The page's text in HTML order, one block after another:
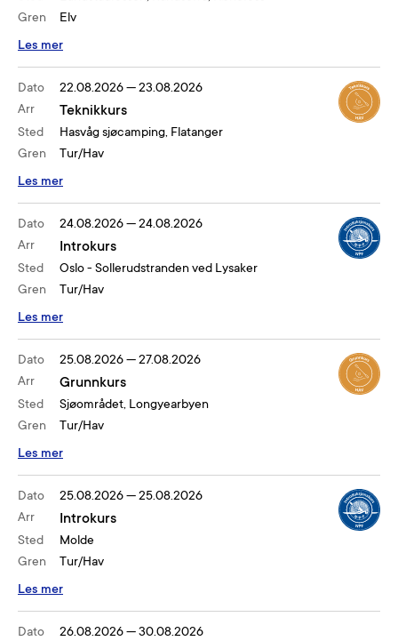
Gren
Elv
Les mer
Dato
Arr
Sted
Gren
22.08.2026—23.08.2026
Teknikkurs
Hasvåg sjøcamping, Flatanger
Tur/Hav
Les mer
Dato
Arr
Sted
Gren
24.08.2026—24.08.2026
Introkurs
Oslo - Sollerudstranden ved Lysaker
Tur/Hav
Les mer
Dato
Arr
Sted
Gren
25.08.2026—27.08.2026
Grunnkurs
Sjøområdet, Longyearbyen
Tur/Hav
Les mer
Dato
Arr
Sted
Gren
25.08.2026—25.08.2026
Introkurs
Molde
Tur/Hav
Les mer
Dato
26.08.2026—30.08.2026